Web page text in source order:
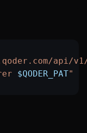
api/
$QODER_PAT"